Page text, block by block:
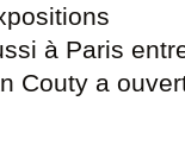
à Paris
Couty a